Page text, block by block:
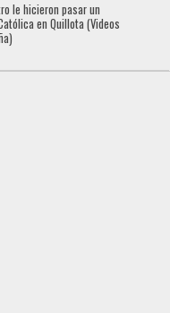
le hicieron pasar un
en Quillota (Videos